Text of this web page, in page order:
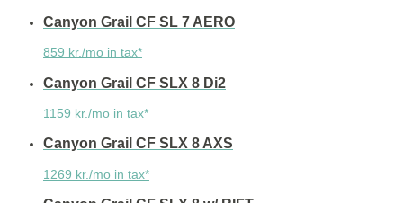
Canyon Grail CF SL 7 AERO
859 kr./mo in tax*
Canyon Grail CF SLX 8 Di2
1159 kr./mo in tax*
Canyon Grail CF SLX 8 AXS
1269 kr./mo in tax*